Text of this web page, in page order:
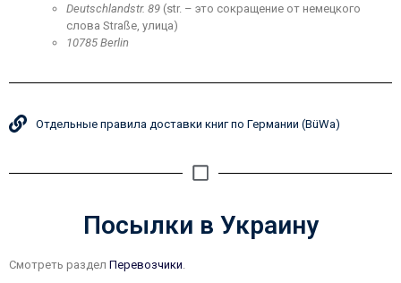
Deutschlandstr. 89 (str. – это сокращение от немецкого
слова Straße, улица)
10785 Berlin
Отдельные правила доставки книг по Германии (BüWa)
Посылки в Украину
Смотреть раздел Перевозчики.